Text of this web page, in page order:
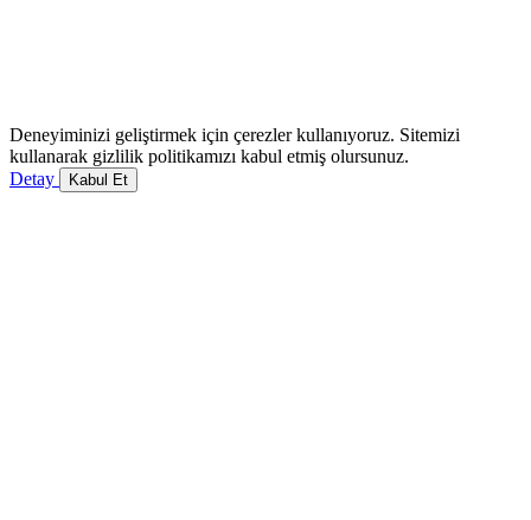
Deneyiminizi geliştirmek için çerezler kullanıyoruz. Sitemizi
kullanarak gizlilik politikamızı kabul etmiş olursunuz.
Detay
Kabul Et